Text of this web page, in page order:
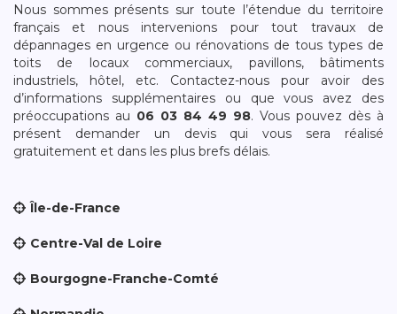
Nous sommes présents sur toute l’étendue du territoire
français et nous intervenions pour tout travaux de
dépannages en urgence ou rénovations de tous types de
toits de locaux commerciaux, pavillons, bâtiments
industriels, hôtel, etc. Contactez-nous pour avoir des
d’informations supplémentaires ou que vous avez des
préoccupations au 06 03 84 49 98. Vous pouvez dès à
présent demander un devis qui vous sera réalisé
gratuitement et dans les plus brefs délais.
Île-de-France
Centre-Val de Loire
Bourgogne-Franche-Comté